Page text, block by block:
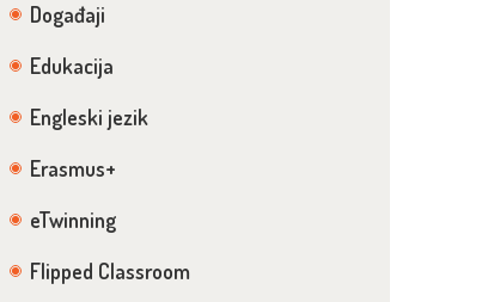
Događaji
Edukacija
Engleski jezik
Erasmus+
eTwinning
Flipped Classroom